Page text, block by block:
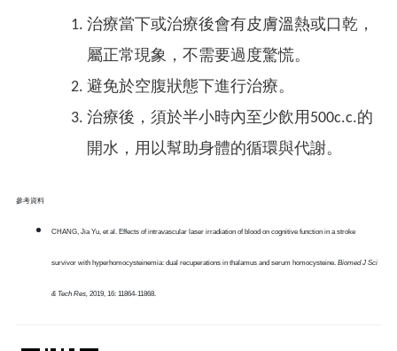
治療當下或治療後會有皮膚溫熱或口乾，
屬正常現象，不需要過度驚慌。
避免於空腹狀態下進行治療。
治療後，須於半小時內至少飲用500c.c.的
開水，用以幫助身體的循環與代謝。
參考資料
CHANG, Jia Yu, et al. Effects of intravascular laser irradiation of blood on cognitive function in a stroke
survivor with hyperhomocysteinemia: dual recuperations in thalamus and serum homocysteine. Biomed J Sci
& Tech Res, 2019, 16: 11864-11868.